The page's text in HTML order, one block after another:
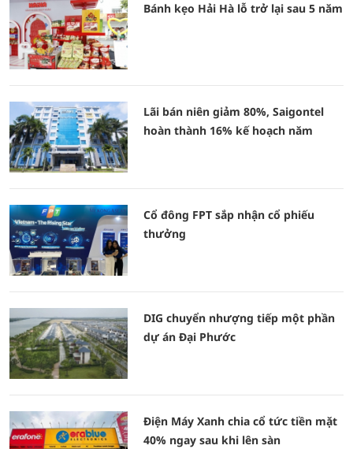
Bánh kẹo Hải Hà lỗ trở lại sau 5 năm
Lãi bán niên giảm 80%, Saigontel
hoàn thành 16% kế hoạch năm
Cổ đông FPT sắp nhận cổ phiếu
thưởng
DIG chuyển nhượng tiếp một phần
dự án Đại Phước
Điện Máy Xanh chia cổ tức tiền mặt
40% ngay sau khi lên sàn